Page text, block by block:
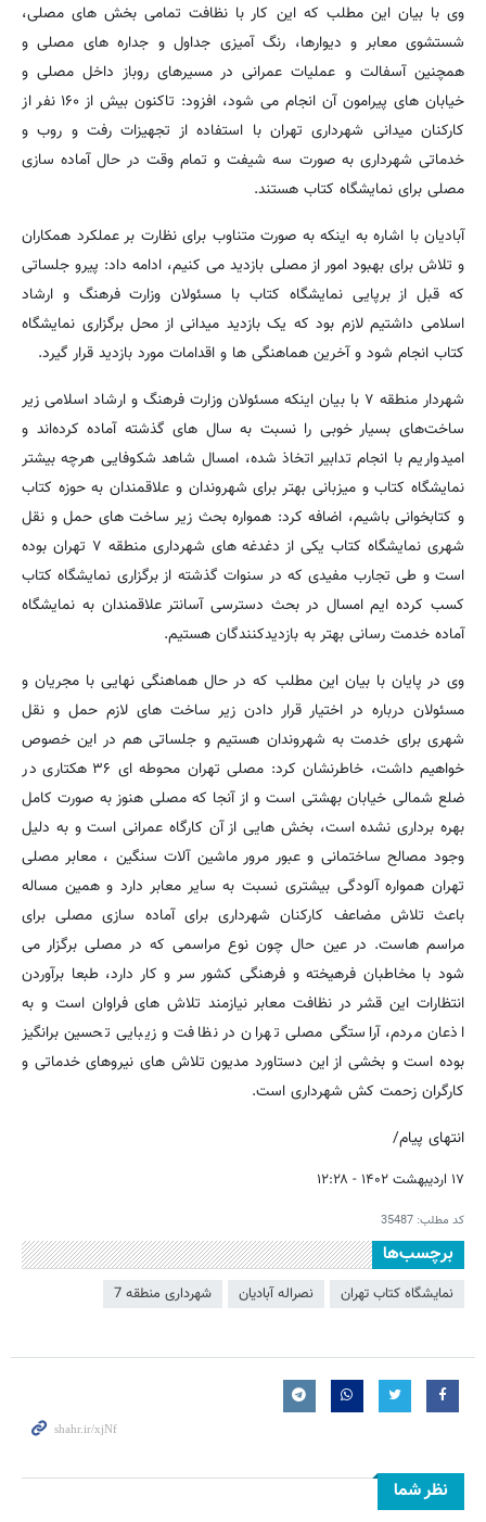
وی با بیان این مطلب که این کار با نظافت تمامی بخش های مصلی،
شستشوی معابر و دیوارها، رنگ آمیزی جداول و جداره های مصلی و
همچنین آسفالت و عملیات عمرانی در مسیرهای روباز داخل مصلی و
خیابان های پیرامون آن انجام می شود، افزود: تاکنون بیش از ۱۶۰ نفر از
کارکنان میدانی شهرداری تهران با استفاده از تجهیزات رفت و روب و
خدماتی شهرداری به صورت سه شیفت و تمام وقت در حال آماده سازی
مصلی برای نمایشگاه کتاب هستند.
آبادیان با اشاره به اینکه به صورت متناوب برای نظارت بر عملکرد همکاران
و تلاش برای بهبود امور از مصلی بازدید می کنیم، ادامه داد: پیرو جلساتی
که قبل از برپایی نمایشگاه کتاب با مسئولان وزارت فرهنگ و ارشاد
اسلامی داشتیم لازم بود که یک بازدید میدانی از محل برگزاری نمایشگاه
کتاب انجام شود و آخرین هماهنگی ها و اقدامات مورد بازدید قرار گیرد.
شهردار منطقه ۷ با بیان اینکه مسئولان وزارت فرهنگ و ارشاد اسلامی زیر
ساخت‌های بسیار خوبی را نسبت به سال های گذشته آماده کرده‌اند و
امیدواریم با انجام تدابیر اتخاذ شده، امسال شاهد شکوفایی هرچه بیشتر
نمایشگاه کتاب و میزبانی بهتر برای شهروندان و علاقمندان به حوزه کتاب‌
و کتابخوانی باشیم، اضافه کرد: همواره بحث زیر ساخت های حمل و نقل
شهری نمایشگاه کتاب یکی از دغدغه های شهرداری منطقه ۷ تهران بوده
است و طی تجارب مفیدی که در سنوات گذشته از برگزاری نمایشگاه کتاب
کسب کرده ایم امسال در بحث دسترسی آسانتر علاقمندان به نمایشگاه
آماده خدمت رسانی بهتر به بازدیدکنندگان هستیم.
وی در پایان با بیان این مطلب که در حال هماهنگی نهایی با مجریان و
مسئولان درباره در اختیار قرار دادن زیر ساخت های لازم حمل و نقل
شهری برای خدمت به شهروندان هستیم و جلساتی هم در این خصوص
خواهیم داشت، خاطرنشان کرد: مصلی تهران محوطه ای ۳۶ هکتاری در
ضلع شمالی خیابان بهشتی است و از آنجا که مصلی هنوز به صورت کامل
بهره برداری نشده است، بخش هایی از آن کارگاه عمرانی است و به دلیل
وجود مصالح ساختمانی و عبور مرور ماشین آلات سنگین ، معابر مصلی
تهران همواره آلودگی بیشتری نسبت به سایر معابر دارد و همین مساله
باعث تلاش مضاعف کارکنان شهرداری برای آماده سازی مصلی برای
مراسم هاست. در عین حال چون نوع مراسمی که در مصلی برگزار می
شود با مخاطبان فرهیخته و فرهنگی کشور سر و کار دارد، طبعا برآوردن
انتظارات این قشر در نظافت معابر نیازمند تلاش های فراوان است و به
اذعان مردم، آراستگی مصلی تهران در نظافت و زیبایی تحسین برانگیز
بوده است و بخشی از این دستاورد مدیون تلاش های نیروهای خدماتی و
کارگران زحمت کش شهرداری است.
انتهای پیام/
۱۷ اردیبهشت ۱۴۰۲ - ۱۲:۲۸
کد مطلب: 35487
برچسب‌ها
نمایشگاه کتاب تهران نصراله آبادیان شهرداری منطقه 7
نظر شما